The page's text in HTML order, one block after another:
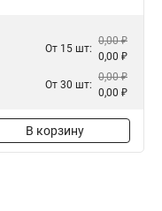
От 15 шт:
0,00 ₽
0,00 ₽
От 30 шт:
0,00 ₽
0,00 ₽
В корзину